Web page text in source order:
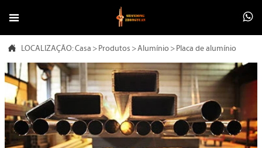
 
 LOCALIZAÇÃO:Casa > Produtos >Alumínio > Placa de alumínio